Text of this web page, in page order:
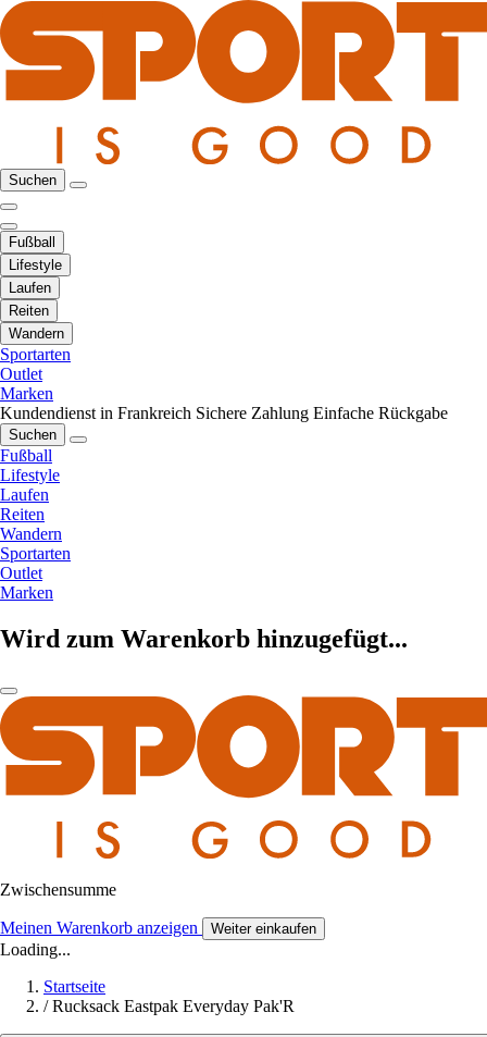
Suchen
Fußball
Lifestyle
Laufen
Reiten
Wandern
Sportarten
Outlet
Marken
Kundendienst in Frankreich Sichere Zahlung Einfache Rückgabe
Suchen
Fußball
Lifestyle
Laufen
Reiten
Wandern
Sportarten
Outlet
Marken
Wird zum Warenkorb hinzugefügt...
Zwischensumme
Meinen Warenkorb anzeigen Weiter einkaufen
Loading...
Startseite
/ Rucksack Eastpak Everyday Pak'R